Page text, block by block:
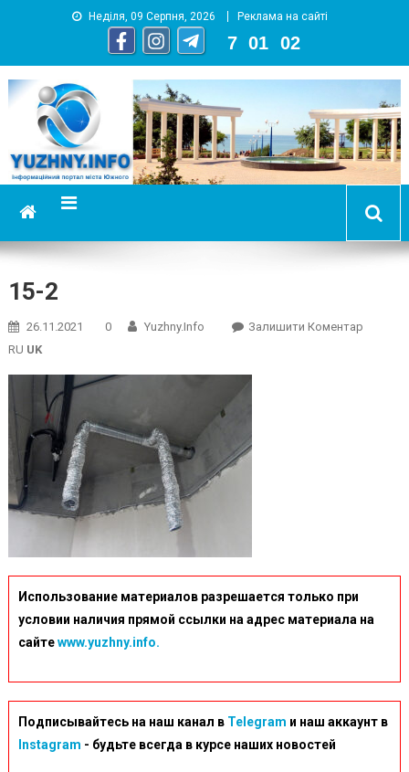
Неділя, 09 Серпня, 2026 Реклама на сайті
7 01 02
YUZHNY.INFO
информационный портал города Южный
15-2
26.11.2021 0 Yuzhny.info Залишити КоментарOn
RU UK
Использование материалов разрешается только при
условии наличия прямой ссылки на адрес материала на
сайтеwww.yuzhny.info.
Подписывайтесь на наш канал в Telegram и наш аккаунт в
Instagram - будьте всегда в курсе наших новостей